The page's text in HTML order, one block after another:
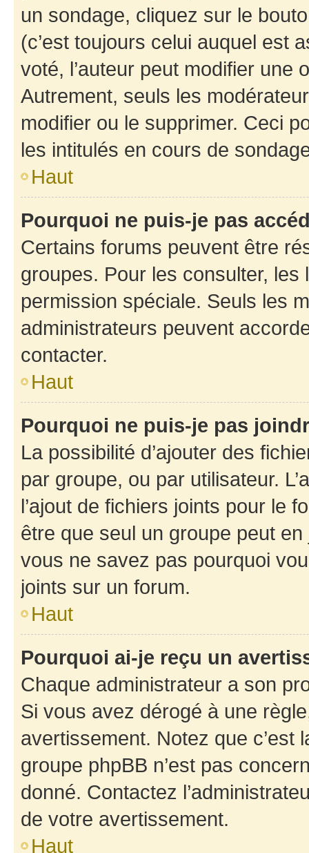
un sondage, cliquez sur le
(c’est toujours celui auquel est
voté, l’auteur peut modifier une
Autrement, seuls les
modifier ou le supprimer. Ceci
les intitulés en cours de
Haut
Pourquoi ne puis-je pas
Certains forums peuvent être
groupes. Pour les consulter,
permission spéciale. Seuls les
administrateurs peuvent
contacter.
Haut
Pourquoi ne puis-je pas
La possibilité d’ajouter des
par groupe, ou par utilisateur.
l’ajout de fichiers joints pour le
être que seul un groupe peut
vous ne savez pas pourquoi
joints sur un forum.
Haut
Pourquoi ai-je reçu un
Chaque administrateur a son
Si vous avez dérogé à une
avertissement. Notez que c’est
groupe phpBB n’est pas
donné. Contactez
de votre avertissement.
Haut